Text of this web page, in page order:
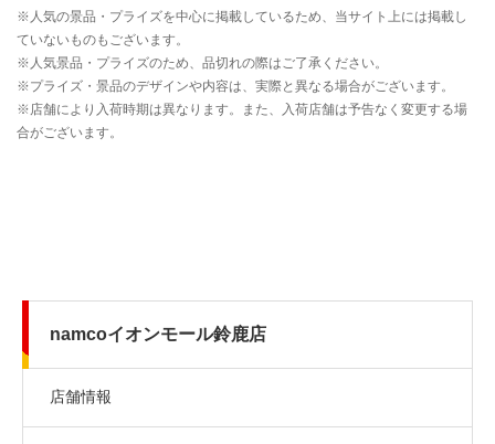
namcoイオンモール鈴鹿店
店舗情報